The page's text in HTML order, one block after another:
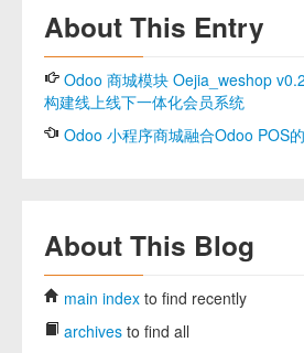
About This Entry
Odoo 商城模块 Oejia_weshop
构建线上线下一体化会员系统
Odoo 小程序商城融合Odoo POS
About This Blog
main index to find recently
archives to find all